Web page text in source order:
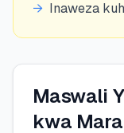
→ Inaweza
Maswali
kwa